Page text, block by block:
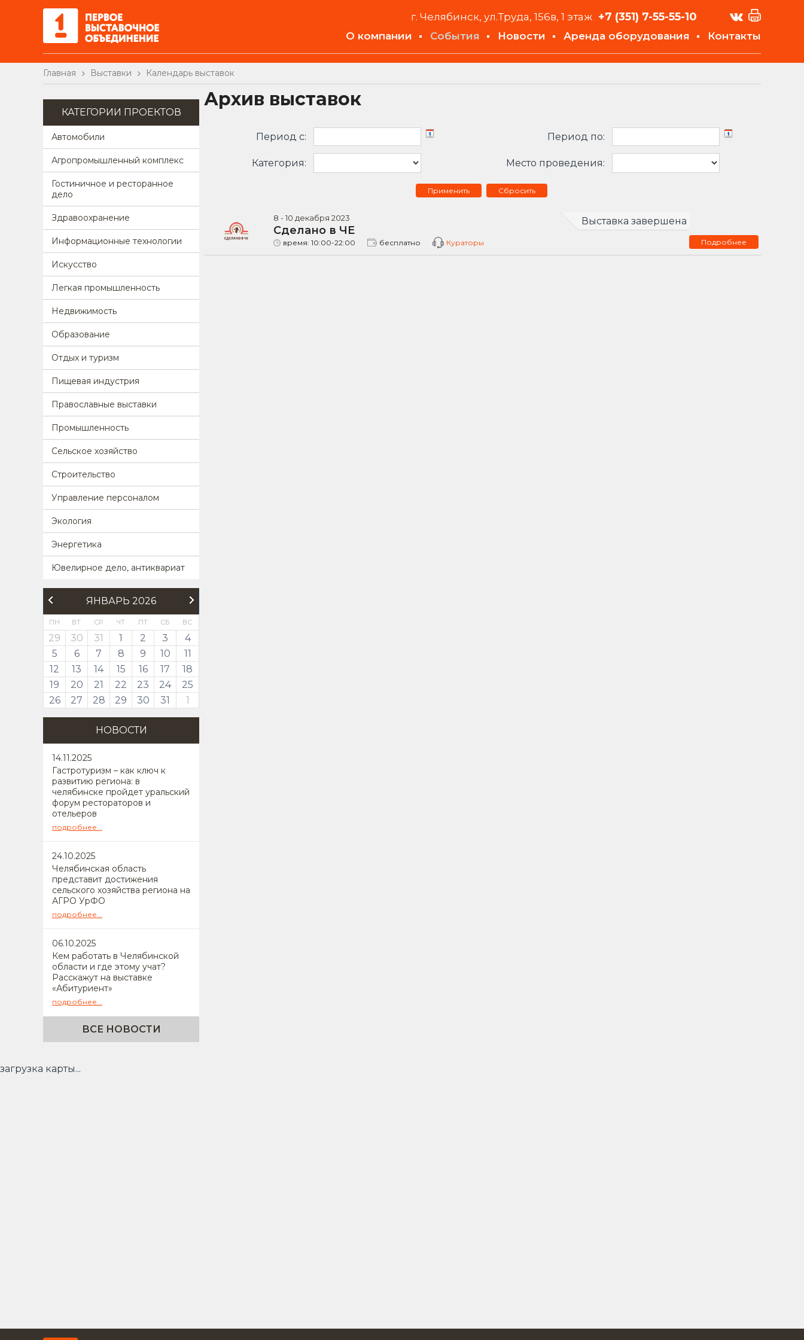
г. Челябинск, ул.Труда, 156в, 1 этаж +7 (351) 7-55-55-10
О компании События Новости Аренда оборудования Контакты
Главная Выставки Календарь выставок
КАТЕГОРИИ ПРОЕКТОВ
Автомобили
Агропромышленный комплекс
Гостиничное и ресторанное
дело
Здравоохранение
Информационные технологии
Искусство
Легкая промышленность
Недвижимость
Образование
Отдых и туризм
Пищевая индустрия
Православные выставки
Промышленность
Сельское хозяйство
Строительство
Управление персоналом
Экология
Энергетика
Ювелирное дело, антиквариат
ЯНВАРЬ 2026
ПН ВТ СР ЧТ ПТ СБ ВС
29 30 31 1 2 3
4
5
6 7 8 9 10
11
12
13 14 15 16 17
18
19
20 21 22 23 24
25
26
27 28 29 30 31 1
НОВОСТИ
14.11.2025
Гастротуризм – как ключ к
развитию региона: в
челябинске пройдет уральский
форум рестораторов и
отельеров
подробнее...
24.10.2025
Челябинская область
представит достижения
сельского хозяйства региона на
АГРО УрФО
подробнее...
06.10.2025
Кем работать в Челябинской
области и где этому учат?
Расскажут на выставке
«Абитуриент»
подробнее...
ВСЕ НОВОСТИ
Архив выставок
Период c:
Категория:
Период по:
Место проведения:
Сбросить
8 -10 декабря 2023 Выставка завершена
Сделано в ЧЕ
время: 10:00-22:00 бесплатно Кураторы Подробнее
загрузка карты...